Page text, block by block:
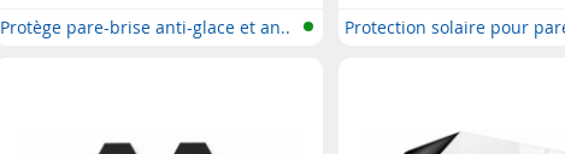
Protège pare-brise anti-glace et an.. Protection solaire pour